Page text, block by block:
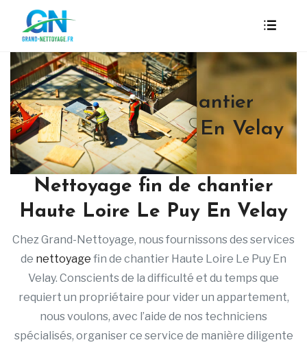
Nettoyage fin de chantier
Haute Loire Le Puy En Velay
Nettoyage fin de chantier
Haute Loire Le Puy En Velay
Chez Grand-Nettoyage, nous fournissons des services
de nettoyage fin de chantier Haute Loire Le Puy En
Velay. Conscients de la difficulté et du temps que
requiert un propriétaire pour vider un appartement,
nous voulons, avec l’aide de nos techniciens
spécialisés, organiser ce service de manière diligente